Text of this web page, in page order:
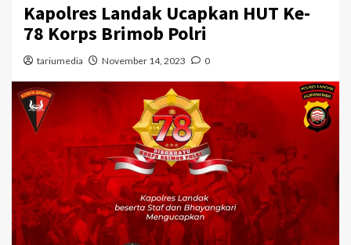
Kapolres Landak Ucapkan HUT Ke-
78 Korps Brimob Polri
tariumedia November 14, 2023 0